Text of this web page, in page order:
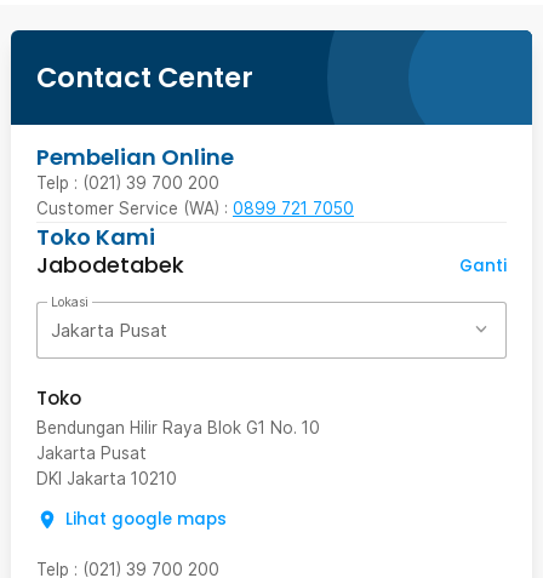
Contact Center
Pembelian Online
Telp : (021) 39 700 200
Customer Service (WA) : 0899 721 7050
Toko Kami
Jabodetabek
Ganti
Lokasi
Jakarta Pusat
Toko
Bendungan Hilir Raya Blok G1 No. 10
Jakarta Pusat
DKI Jakarta 10210
Lihat google maps
Telp : (021) 39 700 200